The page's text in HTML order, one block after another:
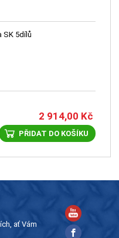
SK 5dílů
2 914,00 Kč
PŘIDAT DO KOŠÍKU
ať Vám